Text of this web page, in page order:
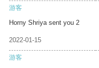
游客
Horny Shriya sent you 2
2022-01-15
游客